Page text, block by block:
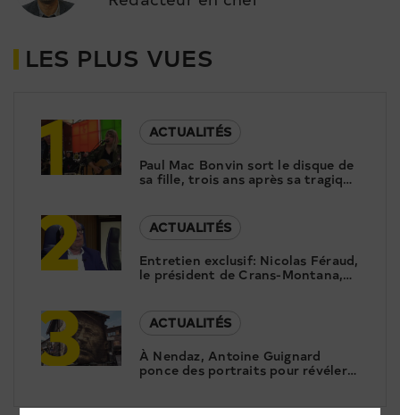
LES PLUS VUES
1
ACTUALITÉS
Paul Mac Bonvin sort le disque de
sa fille, trois ans après sa tragique
2
ACTUALITÉS
Entretien exclusif: Nicolas Féraud,
le président de Crans-Montana,
répond aux questions de Canal9
3
ACTUALITÉS
À Nendaz, Antoine Guignard
ponce des portraits pour révéler
le patrimoine